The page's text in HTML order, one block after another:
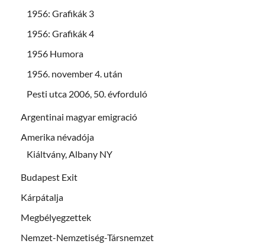
1956: Grafikák 3
1956: Grafikák 4
1956 Humora
1956. november 4. után
Pesti utca 2006, 50. évforduló
Argentinai magyar emigració
Amerika névadója
Kiáltvány, Albany NY
Budapest Exit
Kárpátalja
Megbélyegzettek
Nemzet-Nemzetiség-Társnemzet